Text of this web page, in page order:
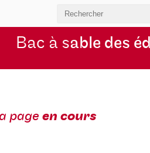
Bac à sable des éd
pageen cours